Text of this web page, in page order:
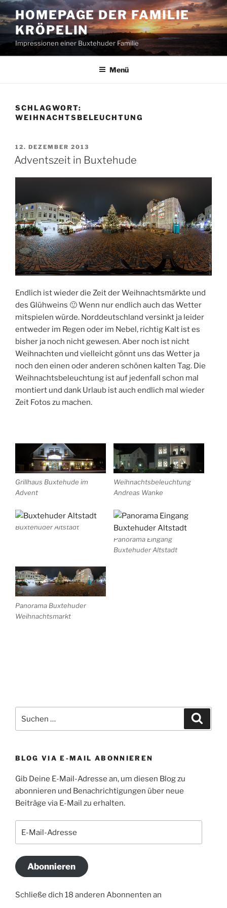
Zum
Inhalt
springen
HOMEPAGE DER FAMILIE
KRÖPELIN
Impressionen einer Buxtehuder Familie
Menü
SCHLAGWORT:
WEIHNACHTSBELEUCHTUNG
VERÖFFENTLICHT
AM
12. DEZEMBER 2013
Adventszeit in Buxtehude
Endlich ist wieder die Zeit der Weihnachtsmärkte und
des Glühweins 🙂 Wenn nur endlich auch das Wetter
mitspielen würde. Norddeutschland versinkt ja leider
entweder im Regen oder im Nebel, richtig Kalt ist es
bisher ja noch nicht gewesen. Aber noch ist nicht
Weihnachten und vielleicht gönnt uns das Wetter ja
noch den einen oder anderen schönen kalten Tag. Die
Weihnachtsbeleuchtung ist auf jedenfall schon mal
montiert und dank Urlaub ist auch endlich mal wieder
Zeit Fotos zu machen.
Grillhaus Buxtehude im
Advent
Weihnachtsbeleuchtung
Andreas Wanke
Buxtehuder Altstadt
Panorama Eingang
Buxtehuder Altstadt
Panorama Buxtehuder
Weihnachtsmarkt
nach:
BLOG VIA E-MAIL ABONNIEREN
Gib Deine E-Mail-Adresse an, um diesen Blog zu
abonnieren und Benachrichtigungen über neue
Beiträge via E-Mail zu erhalten.
Mail-
Abonnieren
Schließe dich 18 anderen Abonnenten an